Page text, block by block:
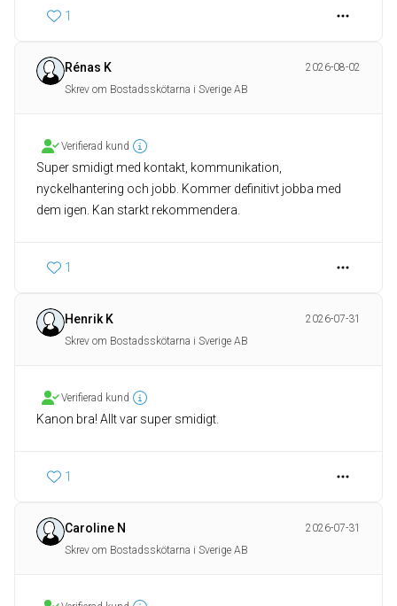
1
Rénas K
2026-08-02
Skrev om Bostadsskötarna i Sverige AB
Verifierad kund
Super smidigt med kontakt, kommunikation,
nyckelhantering och jobb. Kommer definitivt jobba med
dem igen. Kan starkt rekommendera.
1
Henrik K
2026-07-31
Skrev om Bostadsskötarna i Sverige AB
Verifierad kund
Kanon bra! Allt var super smidigt.
1
Caroline N
2026-07-31
Skrev om Bostadsskötarna i Sverige AB